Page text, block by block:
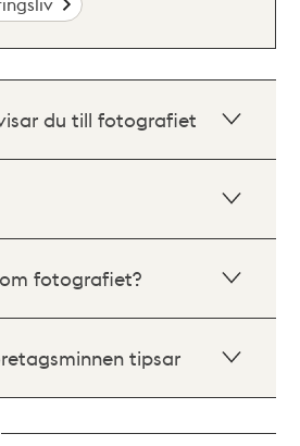
du till fotografiet
fotografiet?
tipsar